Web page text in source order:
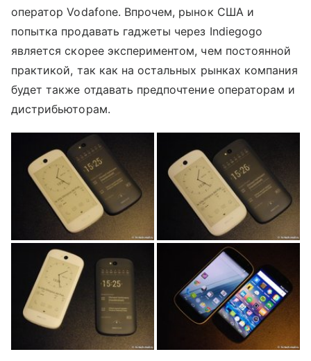
оператор Vodafone. Впрочем, рынок США и
попытка продавать гаджеты через Indiegogo
является скорее экспериментом, чем постоянной
практикой, так как на остальных рынках компания
будет также отдавать предпочтение операторам и
дистрибьюторам.